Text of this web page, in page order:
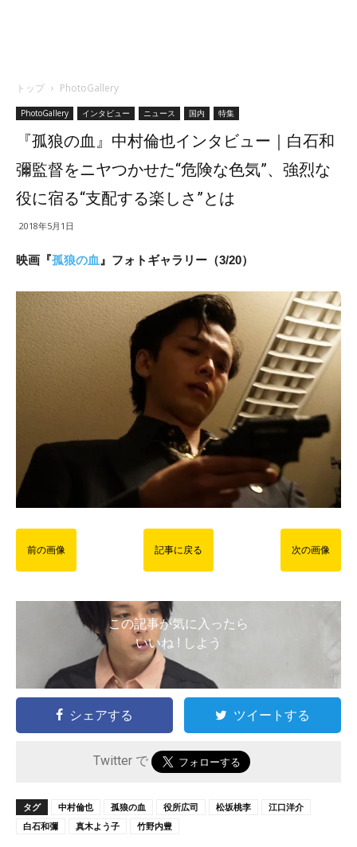
トップ PhotoGallery
PhotoGallery インタビュー ニュース 国内 特集
『孤狼の血』中村倫也インタビュー｜白石和
彌監督をニヤつかせた“危険な色気”、強烈な
役に宿る“支配する楽しさ”とは
2018年5月1日
映画『孤狼の血 』フォトギャラリー（3/20）
前の画像 記事に戻る 次の画像
この記事が気に入ったら
いいね ! しよう
シェアする ツイートする
Twitter で
タグ 中村倫也 孤狼の血 役所広司 松坂桃李
江口洋介
白石和彌
真木よう子 竹野内豊